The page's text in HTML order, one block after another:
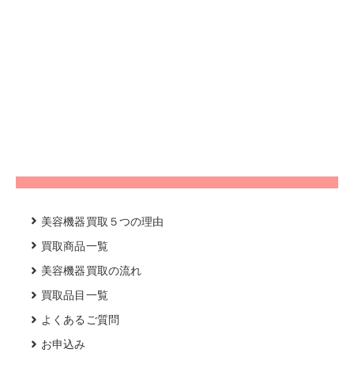
美容機器買取５つの理由
買取商品一覧
美容機器買取の流れ
買取品目一覧
よくあるご質問
お申込み